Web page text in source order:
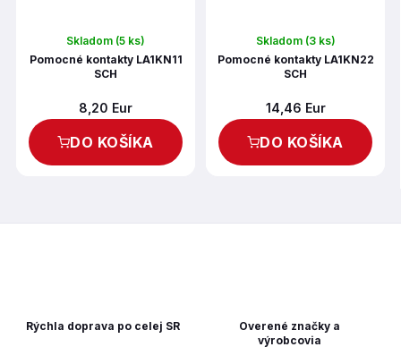
Skladom (5 ks)
Pomocné kontakty LA1KN11
SCH
8,20 Eur
DO KOŠÍKA
Skladom (3 ks)
Pomocné kontakty LA1KN22
SCH
14,46 Eur
DO KOŠÍKA
Overené značky a
výrobcovia
Rýchla doprava po celej SR